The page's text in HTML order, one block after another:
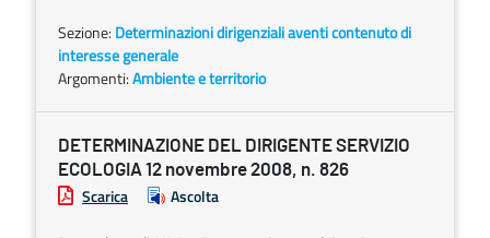
Sezione: Determinazioni dirigenziali aventi contenuto di
interesse generale
Argomenti:Ambiente e territorio
DETERMINAZIONE DEL DIRIGENTE SERVIZIO
ECOLOGIA 12 novembre 2008, n. 826
Scarica Ascolta